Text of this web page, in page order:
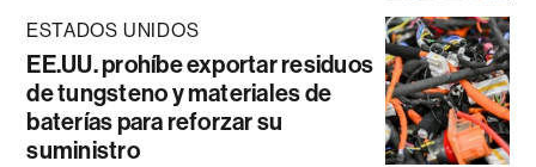
ESTADOS UNIDOS
EE.UU. prohíbe exportar residuos
de tungsteno y materiales de
baterías para reforzar su
suministro